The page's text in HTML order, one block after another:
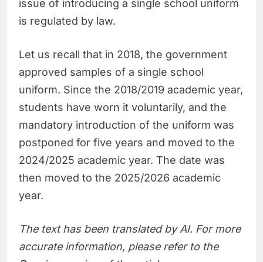
issue of introducing a single school uniform
is regulated by law.
Let us recall that in 2018, the government
approved samples of a single school
uniform. Since the 2018/2019 academic year,
students have worn it voluntarily, and the
mandatory introduction of the uniform was
postponed for five years and moved to the
2024/2025 academic year. The date was
then moved to the 2025/2026 academic
year.
The text has been translated by AI. For more
accurate information, please refer to the